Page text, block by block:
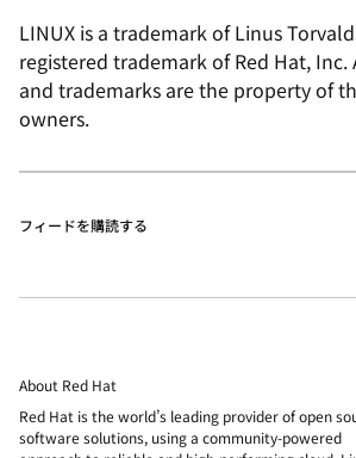
LINUX is a trademark of Linus
registered trademark of Red Hat,
and trademarks are the property of
owners.
フィードを購読する
About Red Hat
Red Hat is the world’s leading provider of open
software solutions, using a community-powered